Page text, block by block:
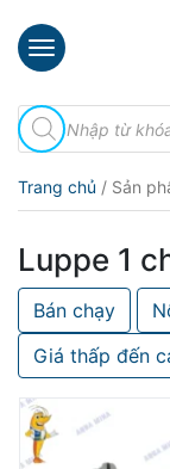
×
chủ
thiệu
phẩm
Đầu
Phun
Bọt
Khí
Ventek
Tìm
kiếm
sản
Trang chủ / Sản
Luppe 1
Bán chạy
Giá thấp đến